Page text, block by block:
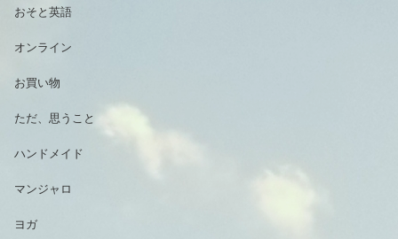
おそと英語
オンライン
お買い物
ただ、思うこと
ハンドメイド
マンジャロ
ヨガ